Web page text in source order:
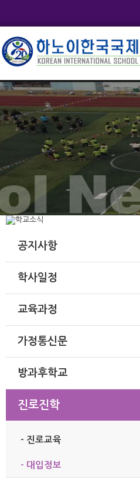
공지사항
학사일정
교육과정
가정통신문
방과후학교
진로진학
- 진로교육
- 대입정보